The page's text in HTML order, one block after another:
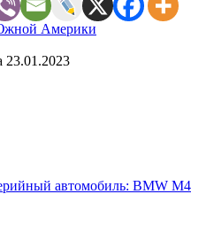
Америки
23.01.2023
автомобиль: BMW M4